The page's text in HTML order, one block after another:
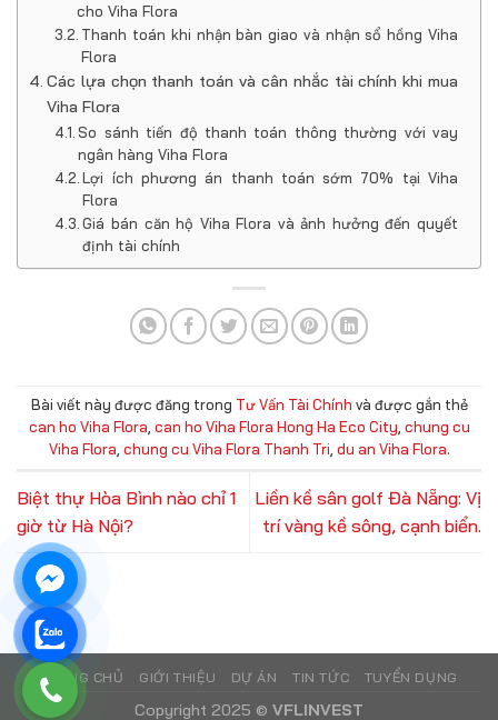
cho Viha Flora
Thanh toán khi nhận bàn giao và nhận sổ hồng Viha
Flora
Các lựa chọn thanh toán và cân nhắc tài chính khi mua
Viha Flora
So sánh tiến độ thanh toán thông thường với vay
ngân hàng Viha Flora
Lợi ích phương án thanh toán sớm 70% tại Viha
Flora
Giá bán căn hộ Viha Flora và ảnh hưởng đến quyết
định tài chính
Bài viết này được đăng trong Tư Vấn Tài Chính và được gắn thẻ
can ho Viha Flora can ho Viha Flora Hong Ha Eco City chung cu
Viha Flora chung cu Viha Flora Thanh Tri du an Viha Flora.
Biệt thự Hòa Bình nào chỉ 1
giờ từ Hà Nội?
Liền kề sân golf Đà Nẵng: Vị
trí vàng kề sông, cạnh biển.
TRANG CHỦ GIỚI THIỆU DỰ ÁN TIN TỨC TUYỂN DỤNG
Copyright 2025 © VFLINVEST